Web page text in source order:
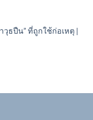
วุธปืน” ที่ถูกใช้ก่อเหตุ |